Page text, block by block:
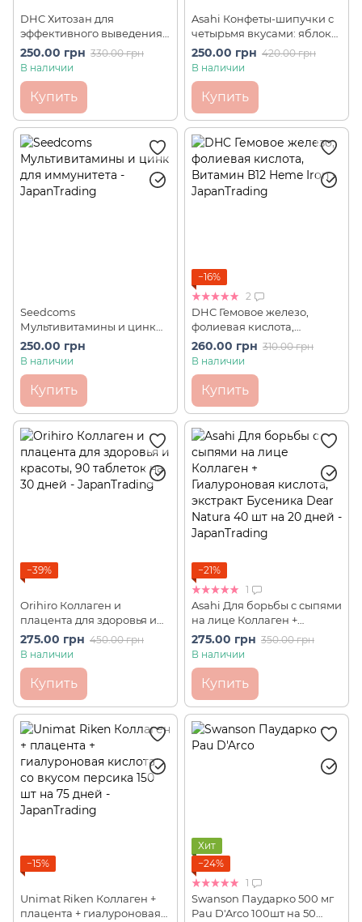
DHC Хитозан для
эффективного выведения
жиров Chitosan 60 шт на 20
дней
250.00 грн 330.00 грн
В наличии
Купить
Asahi Конфеты-шипучки с
четырьмя вкусами: яблоко,
лимон, виноград и Mitsuya
Cider Candy (112 г)
250.00 грн 420.00 грн
В наличии
Купить
Seedcoms
Мультивитамины и цинк
для иммунитета (30 шт на
30 дней)
250.00 грн
В наличии
Купить
−16%
2
DHC Гемовое железо,
фолиевая кислота,
Витамин В12 Heme Iron 40
шт на 20 дней
260.00 грн 310.00 грн
В наличии
Купить
−39%
Orihiro Коллаген и
плацента для здоровья и
красоты, 90 таблеток на 30
дней
275.00 грн 450.00 грн
В наличии
Купить
−21%
1
Asahi Для борьбы с сыпями
на лице Коллаген +
Гиалуроновая кислота,
экстракт Бусеника Dear
275.00 грн 350.00 грн
В наличии
Купить
−15%
Unimat Riken Коллаген +
плацента + гиалуроновая
Хит
−24%
1
Swanson Паударко 500 мг
Pau D'Arco 100шт на 50